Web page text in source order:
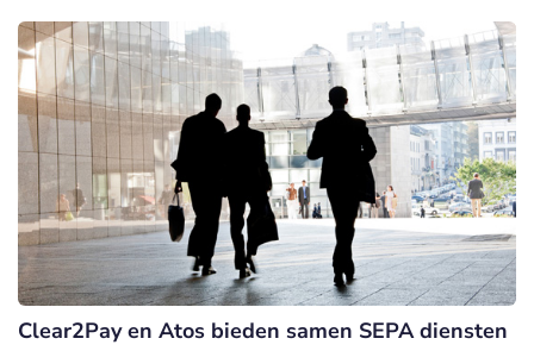
Clear2Pay en Atos bieden samen SEPA diensten